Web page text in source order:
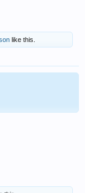
like this.